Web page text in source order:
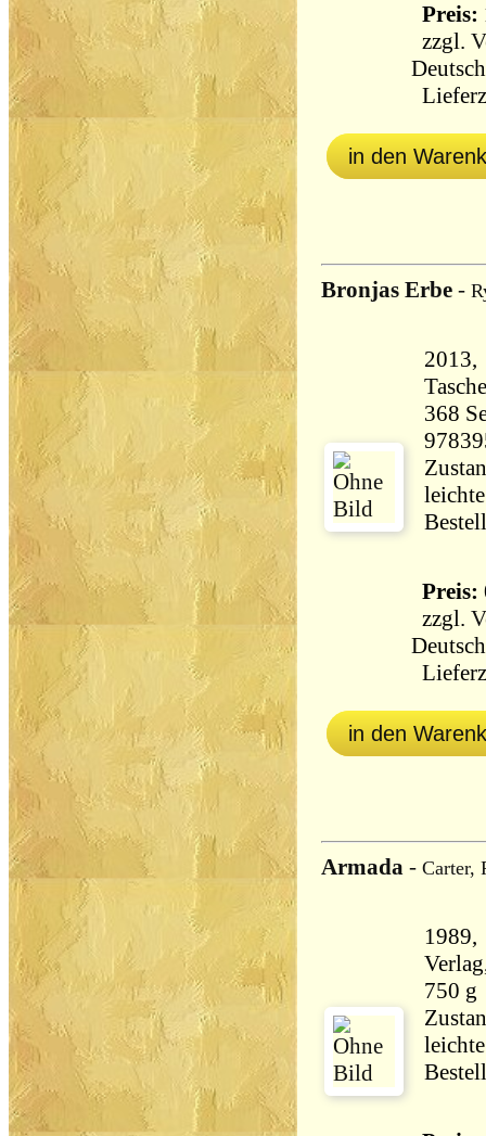
Preis:
zzgl.
in den
Bronjas Erbe -
368 Seiten
Preis:
zzgl.
in den
Armada - Carter,
1989,
Verlag,, Gebundene
750 g